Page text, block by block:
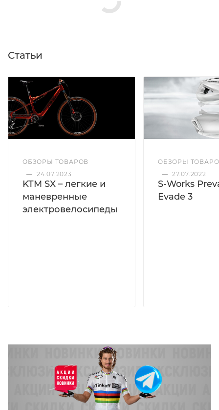
Статьи
ОБЗОРЫ ТОВАРОВ
— 24.07.2023
KTM SX – легкие и
маневренные
электровелосипеды
ОБЗОРЫ
— 27.07.2022
S-Works
Evade 3